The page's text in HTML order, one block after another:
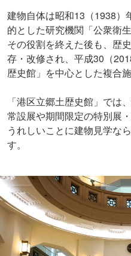
建物自体は昭和13（1938）
的とした研究機関「公衆衛
その役割を終えた後も、歴
存・改修され、平成30（
歴史館」を中心とした複合
「港区立郷土歴史館」では
常設展や期間限定の特別展
うれしいことに建物見学な
す。